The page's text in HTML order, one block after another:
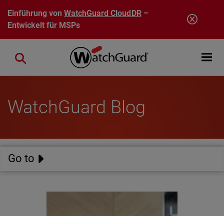
Direkt zum Inhalt
Einführung vonWatchGuard CloudDR–
Entwickelt für MSPs
Open
Close search
WatchGuard Blog
Go to